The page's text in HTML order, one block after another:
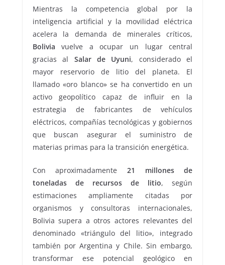
Mientras la competencia global por la
inteligencia artificial y la movilidad eléctrica
acelera la demanda de minerales críticos,
Bolivia vuelve a ocupar un lugar central
gracias al Salar de Uyuni, considerado el
mayor reservorio de litio del planeta. El
llamado «oro blanco» se ha convertido en un
activo geopolítico capaz de influir en la
estrategia de fabricantes de vehículos
eléctricos, compañías tecnológicas y gobiernos
que buscan asegurar el suministro de
materias primas para la transición energética.
Con aproximadamente 21 millones de
toneladas de recursos de litio, según
estimaciones ampliamente citadas por
organismos y consultoras internacionales,
Bolivia supera a otros actores relevantes del
denominado «triángulo del litio», integrado
también por Argentina y Chile. Sin embargo,
transformar ese potencial geológico en